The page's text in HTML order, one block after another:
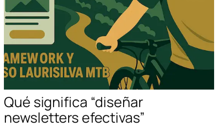
Qué significa “diseñar
newsletters efectivas”